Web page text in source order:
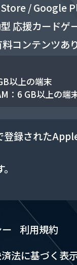
/ Google
応援カードゲ
コンテンツあ
以上の端末
：6 GB以上の端
録された
利用規約
法に基づく表